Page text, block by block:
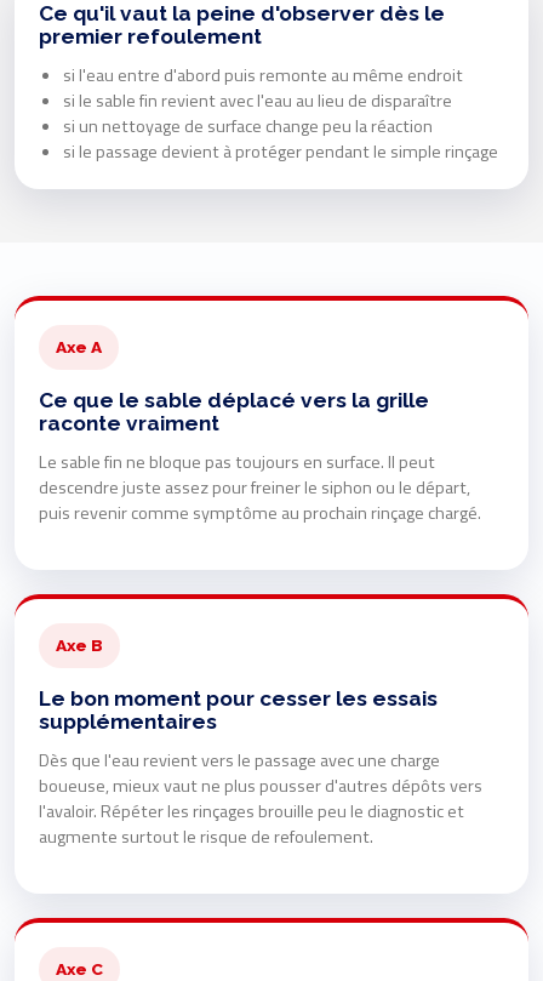
Ce qu'il vaut la peine d'observer dès le
premier refoulement
si l'eau entre d'abord puis remonte au même endroit
si le sable fin revient avec l'eau au lieu de disparaître
si un nettoyage de surface change peu la réaction
si le passage devient à protéger pendant le simple rinçage
Axe A
Ce que le sable déplacé vers la grille
raconte vraiment
Le sable fin ne bloque pas toujours en surface. Il peut
descendre juste assez pour freiner le siphon ou le départ,
puis revenir comme symptôme au prochain rinçage chargé.
Axe B
Le bon moment pour cesser les essais
supplémentaires
Dès que l'eau revient vers le passage avec une charge
boueuse, mieux vaut ne plus pousser d'autres dépôts vers
l'avaloir. Répéter les rinçages brouille peu le diagnostic et
augmente surtout le risque de refoulement.
Axe C